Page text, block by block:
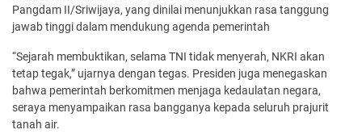
Pangdam II/Sriwijaya, yang dinilai menunjukkan rasa tanggung
jawab tinggi dalam mendukung agenda pemerintah
“Sejarah membuktikan, selama TNI tidak menyerah, NKRI akan
tetap tegak,” ujarnya dengan tegas. Presiden juga menegaskan
bahwa pemerintah berkomitmen menjaga kedaulatan negara,
seraya menyampaikan rasa bangganya kepada seluruh prajurit
tanah air.